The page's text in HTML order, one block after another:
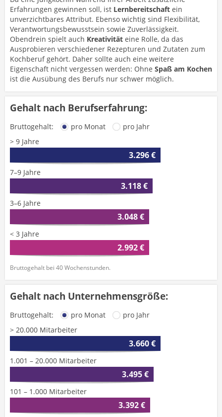
Erfahrungen gewinnen soll, ist Lernbereitschaft ein
unverzichtbares Attribut. Ebenso wichtig sind Flexibilität,
Verantwortungsbewusstsein sowie Zuverlässigkeit.
Obendrein spielt auch Kreativität eine Rolle, da das
Ausprobieren verschiedener Rezepturen und Zutaten zum
Kochberuf gehört. Daher sollte auch eine weitere
Eigenschaft nicht vergessen werden: Ohne Spaß am Kochen
ist die Ausübung des Berufs nur schwer möglich.
Gehalt nach Berufserfahrung:
Bruttogehalt: pro Monat
pro Jahr
> 9 Jahre
3.296 €
7–9 Jahre
3.118 €
3–6 Jahre
3.048 €
< 3 Jahre
2.992 €
Bruttogehalt bei 40 Wochenstunden.
Gehalt nach Unternehmensgröße:
Bruttogehalt: pro Monat
pro Jahr
> 20.000 Mitarbeiter
3.660 €
1.001 – 20.000 Mitarbeiter
3.495 €
101 – 1.000 Mitarbeiter
3.392 €